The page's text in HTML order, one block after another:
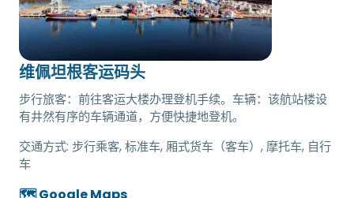
维佩坦根客运码头
步行旅客：前往客运大楼办理登机手续。车辆：该航站楼设
有井然有序的车辆通道，方便快捷地登机。
交通方式: 步行乘客, 标准车, 厢式货车（客车）, 摩托车, 自行
车